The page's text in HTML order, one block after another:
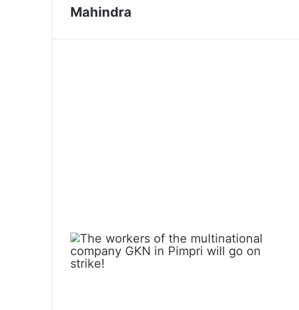
Mahindra